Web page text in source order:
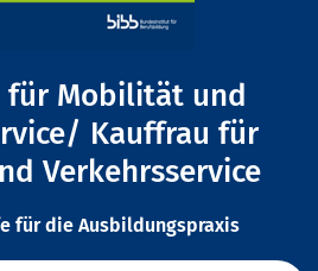
für Mobilität und
Kauffrau für
Verkehrsservice
für die Ausbildungspraxis